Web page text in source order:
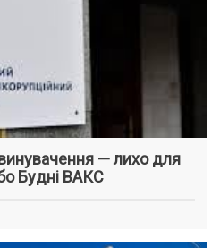
— лихо для
Будні ВАКС